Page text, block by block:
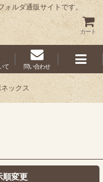
ォルダ通販サイトです。
カート
て 問い合わせ
ックス
順変更